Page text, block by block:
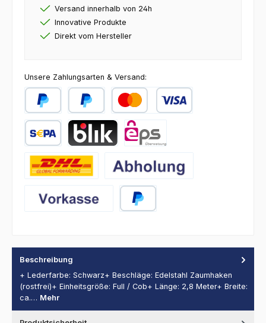
Versand innerhalb von 24h
Innovative Produkte
Direkt vom Hersteller
Unsere Zahlungsarten & Versand:
PayPal Später BezahlenKredit- oder Debitkarte
Abholung
Beschreibung
+ Lederfarbe: Schwarz+ Beschläge: Edelstahl Zaumhaken
(rostfrei)+ Einheitsgröße: Full / Cob+ Länge: 2,8 Meter+ Breite:
ca.… Mehr